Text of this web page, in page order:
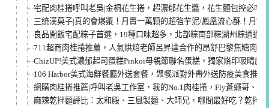
宅配肉桂捲呼叫老吳|金桐花生捲，超濃郁花生醬，花生麵包控必嚐嚐
三統漢菓子|真的會爆漿！月賣一萬顆的超強芋泥/鳳凰流心酥！月餅
良品開飯宅配粽子首選，19種口味超多，北部粽南部粽湖州粽通通有
711超商肉桂捲推薦，人氣烘焙老師呂昇達合作的昂舒巴黎焦糖肉桂
ChizUP!美式濃郁起司蛋糕Pinkoi母親節聯名蛋糕，獨家烙印吸睛度
106 Harbor美式海鮮餐廳外送套餐，聚餐派對外帶外送防疫美食推薦
網購肉桂捲推薦|呼叫老吳工作室，我的No.1肉桂捲，Fly蒼蠅哥、
麻辣乾拌麵評比：太和殿、三風製麵、大師兄，哪間最好吃？乾拌